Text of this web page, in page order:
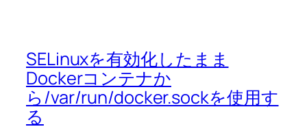
SELinuxを有効化したまま
Dockerコンテナか
ら/var/run/docker.sockを使用す
る